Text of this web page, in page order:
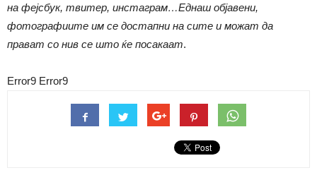
на фејсбук, твитер, инстаграм…Еднаш објавени,
фотографиите им се достапни на сите и можат да
прават со нив се што ќе посакаат.
Error9 Error9